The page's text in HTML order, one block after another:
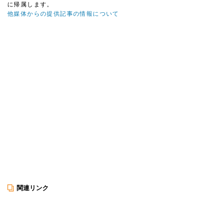
に帰属します。
他媒体からの提供記事の情報について
関連リンク